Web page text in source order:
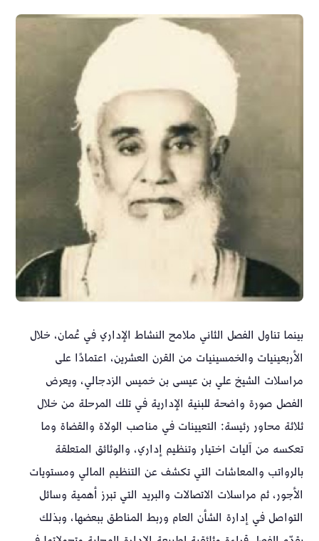
بينما تناول الفصل الثاني ملامح النشاط الإداري في عُمان، خلال
الأربعينيات والخمسينيات من القرن العشرين، اعتمادًا على
مراسلات الشيخ علي بن عيسى بن خميس الزدجالي، ويعرض
الفصل صورة واضحة للبنية الإدارية في تلك المرحلة من خلال
ثلاثة محاور رئيسة: التعيينات في مناصب الولاة والقضاة وما
تعكسه من آليات اختيار وتنظيم إداري، والوثائق المتعلقة
بالرواتب والمعاشات التي تكشف عن التنظيم المالي ومستويات
الأجور، ثم مراسلات الاتصالات والبريد التي تبرز أهمية وسائل
التواصل في إدارة الشأن العام وربط المناطق ببعضها، وبذلك